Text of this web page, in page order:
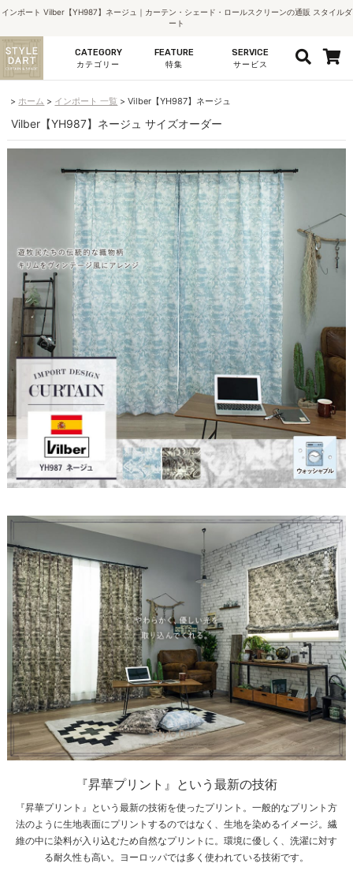
インポート Vilber【YH987】ネージュ｜カーテン・シェード・ロールスクリーンの通販 スタイルダ
ート
CATEGORY
カテゴリー
FEATURE
特集
SERVICE
サービス
ホーム インポート 一覧 Vilber【YH987】ネージュ
Vilber【YH987】ネージュ サイズオーダー
『昇華プリント』という最新の技術
『昇華プリント』という最新の技術を使ったプリント。一般的なプリント方
法のように生地表面にプリントするのではなく、生地を染めるイメージ。繊
維の中に染料が入り込むため自然なプリントに。環境に優しく、洗濯に対す
る耐久性も高い。ヨーロッパでは多く使われている技術です。